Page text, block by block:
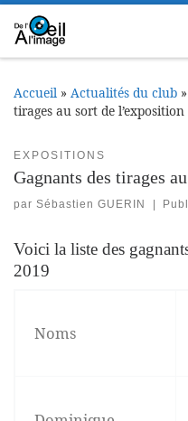
Passer au contenu
Accueil » Actualités du club »
tirages au sort de l’exposition
EXPOSITIONS
Gagnants des tirages
par Sébastien GUERIN
Voici la liste des
2019
Noms